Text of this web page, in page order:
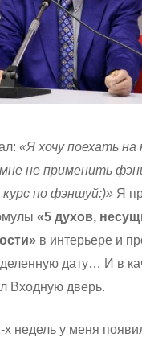
«Я хочу поехать
не применить
по фэншуй:)» Я
«5 духов,
в интерьере и
дату… И в
Входную дверь.
х недель у меня